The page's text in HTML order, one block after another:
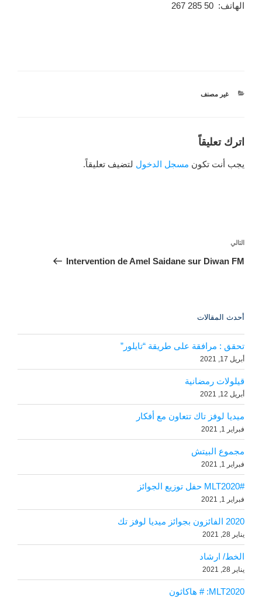
الهاتف: 50 285 267
التصنيفات
غير مصنف
اترك تعليقاً
يجب أنت تكون مسجل الدخول لتضيف تعليقاً.
المقالات
المقالة
التالية
التالي
Intervention de Amel Saidane sur Diwan FM
أحدث المقالات
تحقق : مرافقة على طريقة “تايلور”
أبريل 17, 2021
قيلولات رمضانية
أبريل 12, 2021
ميديا ​​لوفز تاك تتعاون مع أفكار
فبراير 1, 2021
مجموع البيتش
فبراير 1, 2021
#MLT2020 حفل توزيع الجوائز
فبراير 1, 2021
2020 الفائزون بجوائز ميديا ​​لوفز تك
يناير 28, 2021
الخط/ ارشاد
يناير 28, 2021
MLT2020: # هاكاثون